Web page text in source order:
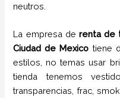
neutros.
La empresa derenta de
Ciudad de Mexico tiene
estilos,
no temas usar
tienda tenemos
transparencias, frac,